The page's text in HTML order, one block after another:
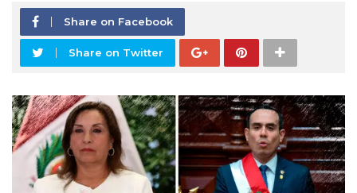
Share on Facebook
Share on Twitter